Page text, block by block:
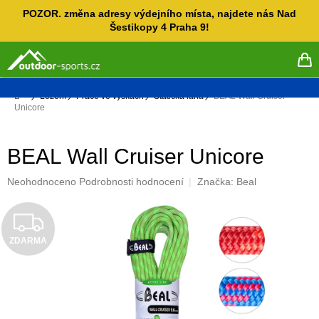
POZOR. změna adresy výdejního místa, najdete nás Nad
Šestikopy 4 Praha 9!
Domů
Lezení Práce ve výškách Statická lana
BEAL Wall Cruiser
Unicore
BEAL Wall Cruiser Unicore
Průměrné
produktu
0,0
z
Neohodnoceno Podrobnosti hodnocení Značka: Beal
Z
D
ZDARMA